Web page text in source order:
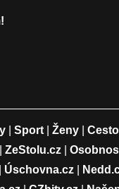
Sport Ženy
ZeStolu.cz
Úschovna.cz